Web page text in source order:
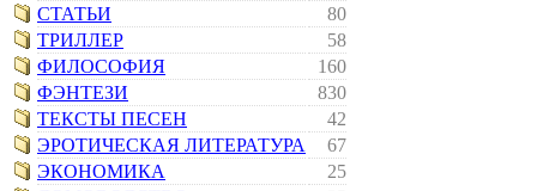
СТАТЬИ
80
ТРИЛЛЕР
58
ФИЛОСОФИЯ
160
ФЭНТЕЗИ
830
ТЕКСТЫ ПЕСЕН
42
ЭРОТИЧЕСКАЯ ЛИТЕРАТУРА
67
ЭКОНОМИКА
25